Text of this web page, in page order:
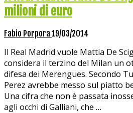
milioni di euro
Fabio Porpora 19/03/2014
Il Real Madrid vuole Mattia De
considera il terzino del Milan un
difesa dei Merengues. Secondo
Perez avrebbe messo sul piatto
Una cifra che non è passata
agli occhi di Galliani, che …